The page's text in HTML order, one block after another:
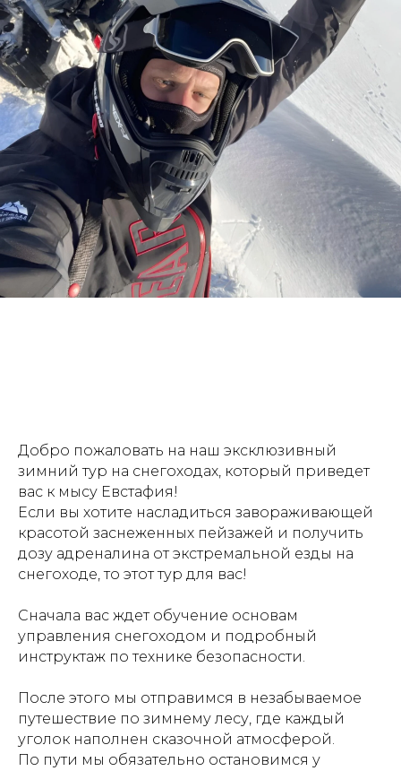
Добро пожаловать на наш эксклюзивный
зимний тур на снегоходах, который приведет
вас к мысу Евстафия!
Если вы хотите насладиться завораживающей
красотой заснеженных пейзажей и получить
дозу адреналина от экстремальной езды на
снегоходе, то этот тур для вас!
Сначала вас ждет обучение основам
управления снегоходом и подробный
инструктаж по технике безопасности.
После этого мы отправимся в незабываемое
путешествие по зимнему лесу, где каждый
уголок наполнен сказочной атмосферой.
По пути мы обязательно остановимся у